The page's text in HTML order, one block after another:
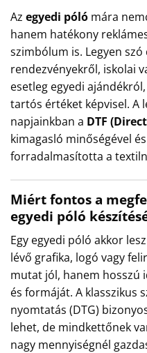
Az egyedi póló mára
hanem hatékony
szimbólum is. Legyen
rendezvényekről, iskolai
esetleg egyedi
tartós értéket képvisel. A
napjainkban a DTF
kimagasló minőségével
forradalmasította a
Miért fontos a
egyedi póló
Egy egyedi póló akkor
lévő grafika, logó vagy
mutat jól, hanem hosszú
és formáját. A klasszikus
nyomtatás (DTG)
lehet, de mindkettőnek
nagy mennyiségnél